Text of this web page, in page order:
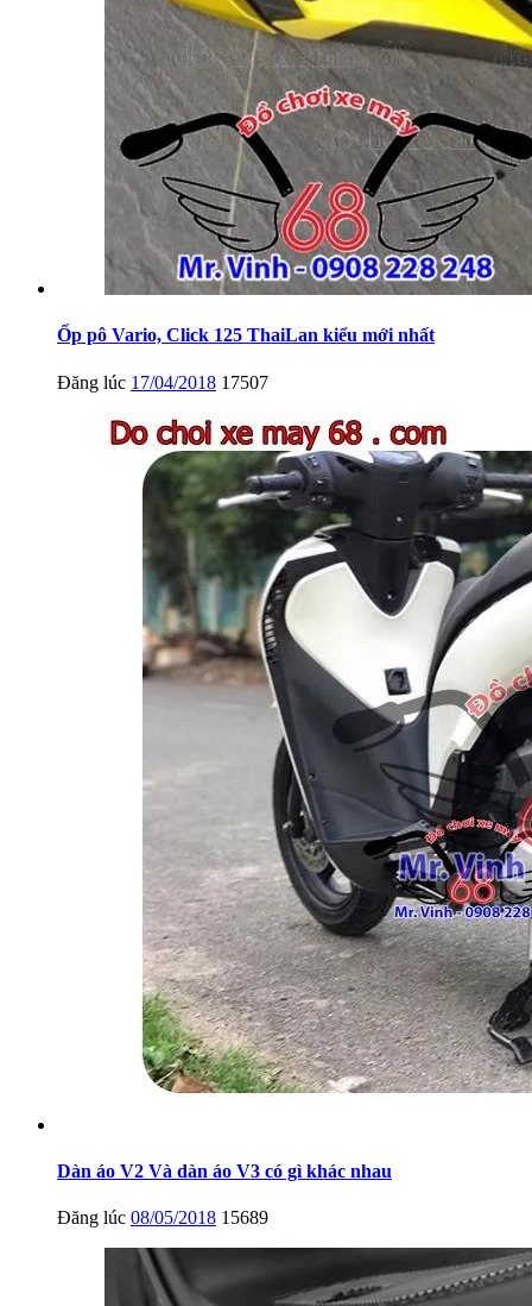
Ốp pô Vario, Click 125 ThaiLan kiểu mới nhất
Đăng lúc 17/04/2018 17507
Dàn áo V2 Và dàn áo V3 có gì khác nhau
Đăng lúc 08/05/2018 15689